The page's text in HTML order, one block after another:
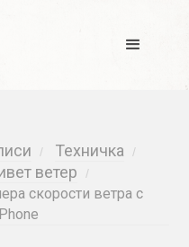
/ Техничка /
ветер /
скорости ветра с